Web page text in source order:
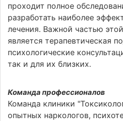
проходит полное
разработать наиболее
лечения. Важной частью
является терапевтическая
психологические
так и для их близких.
Команда профессионалов
Команда клиники
опытных наркологов,